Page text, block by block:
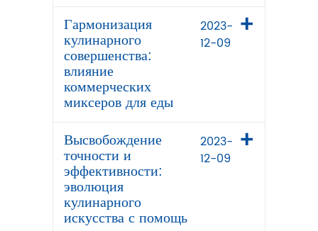
Гармонизация
кулинарного
совершенства:
влияние
коммерческих
миксеров для еды
2023-
12-09
Высвобождение
точности и
эффективности:
эволюция
кулинарного
искусства с помощь
2023-
12-09